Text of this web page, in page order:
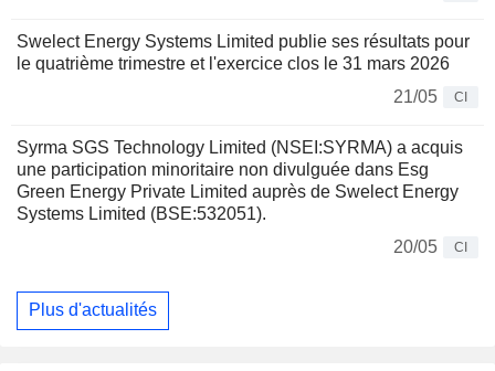
Swelect Energy Systems Limited publie ses résultats pour
le quatrième trimestre et l'exercice clos le 31 mars 2026
21/05
CI
Syrma SGS Technology Limited (NSEI:SYRMA) a acquis
une participation minoritaire non divulguée dans Esg
Green Energy Private Limited auprès de Swelect Energy
Systems Limited (BSE:532051).
20/05
CI
Plus d'actualités